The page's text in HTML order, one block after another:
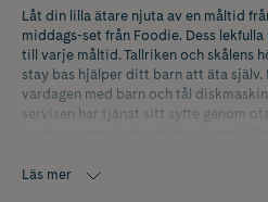
Låt din lilla ätare njuta av en måltid
middags-set från Foodie. Dess
till varje måltid. Tallriken och skålens
stay bas hjälper ditt barn att äta
vardagen med barn och tål
servisen har tjänat sitt syfte genom
Förpackningen innehåller en skål, en
Läs mer